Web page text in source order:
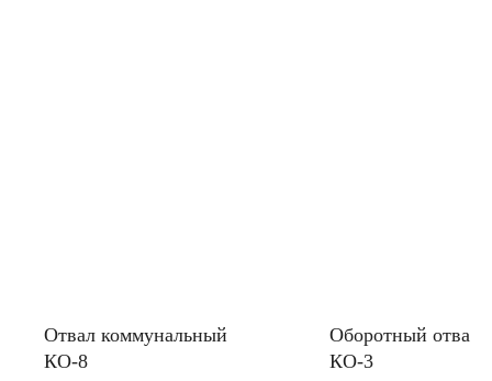
Отвал коммунальный
КО-8
Оборотный отвал
КО-3